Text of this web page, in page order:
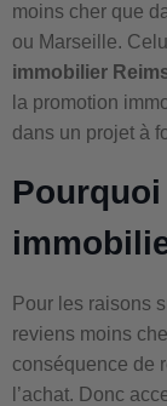
moins cher que
ou Marseille.
immobilier
la promotion
dans un projet à
Pour les raisons
reviens moins
conséquence de
l’achat. Donc